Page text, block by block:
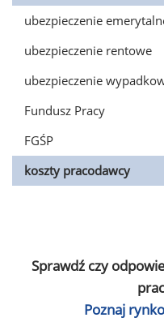
ubezpieczenie
ubezpieczenie rentowe
ubezpieczenie
Fundusz Pracy
FGŚP
koszty pracodawcy
Sprawdź czy
Poznaj